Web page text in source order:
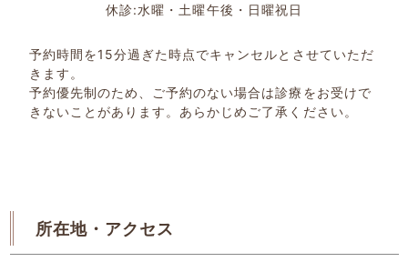
休診:水曜・土曜午後・日曜祝日
予約時間を15分過ぎた時点でキャンセルとさせていただ
きます。
予約優先制のため、ご予約のない場合は診療をお受けで
きないことがあります。あらかじめご了承ください。
所在地・アクセス